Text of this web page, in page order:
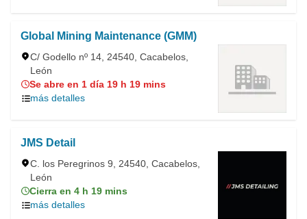
Global Mining Maintenance (GMM)
C/ Godello nº 14, 24540, Cacabelos,
León
Se abre en 1 día 19 h 19 mins
más detalles
JMS Detail
C. los Peregrinos 9, 24540, Cacabelos,
León
Cierra en 4 h 19 mins
más detalles